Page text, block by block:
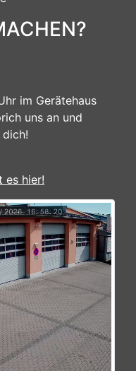
im Gerätehaus
uns an und
es hier!